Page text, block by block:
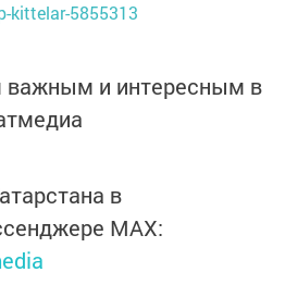
kittelar-5855313
важным и интересным в
в
MАХ: